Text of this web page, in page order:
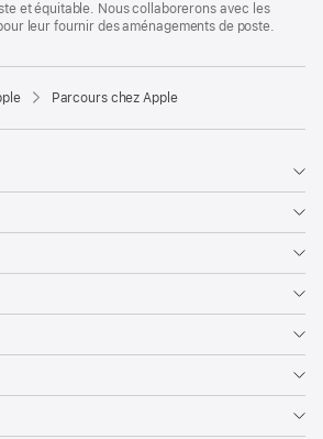
et équitable. Nous collaborerons avec les
leur fournir des aménagements de poste.
Parcours chez Apple